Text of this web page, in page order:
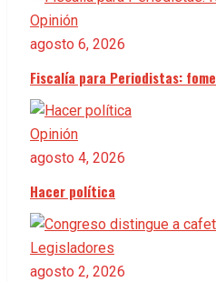
Opinión
agosto 6, 2026
Fiscalía para Periodistas:
Opinión
agosto 4, 2026
Hacer política
Legisladores
agosto 2, 2026